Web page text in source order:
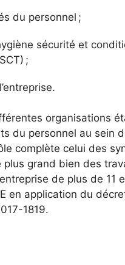
du personnel ;
sécurité et
;
organisations
du personnel au sein
complète celui des
plus grand bien des
de plus de 11
en application du
1819.